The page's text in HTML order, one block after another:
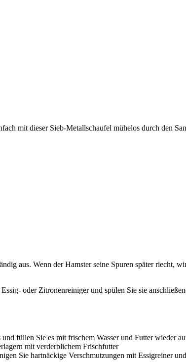
mit dieser Sieb-Metallschaufel mühelos durch den
aus. Wenn der Hamster seine Spuren später riecht,
oder Zitronenreiniger und spülen Sie sie
füllen Sie es mit frischem Wasser und Futter wieder
mit verderblichem Frischfutter
Sie hartnäckige Verschmutzungen mit Essigreiner